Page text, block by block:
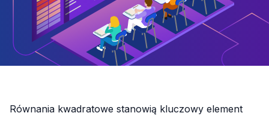
Równania kwadratowe stanowią kluczowy element